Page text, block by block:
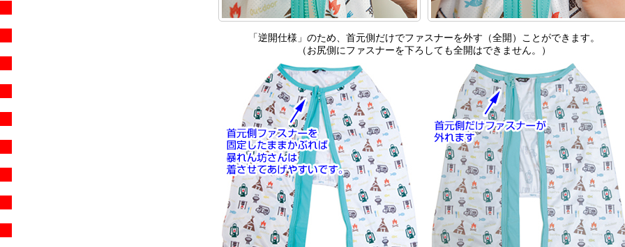
「逆開仕様」のため、首元側だけでファスナーを外す（全開）ことができます。
（お尻側にファスナーを下ろしても全開はできません。）